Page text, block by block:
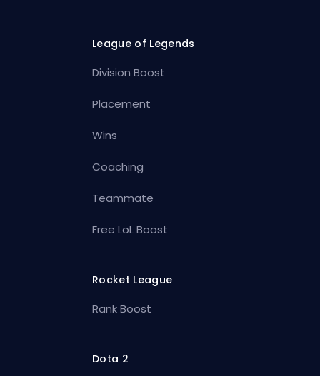
League of Legends
Division Boost
Placement
Wins
Coaching
Teammate
Free LoL Boost
Rocket League
Rank Boost
Dota 2